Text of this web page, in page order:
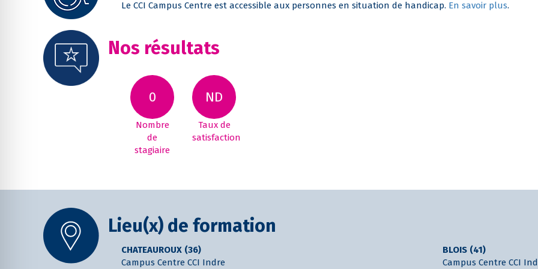
Le CCI Campus Centre est accessible aux personnes en situation de handicap. En savoir plus.
Nos résultats
0
Nombre
de
stagiaire
ND
Taux de
satisfaction
Lieu(x) de formation
CHATEAUROUX (36)
Campus Centre CCI Indre
BLOIS (41)
Campus Centre CCI